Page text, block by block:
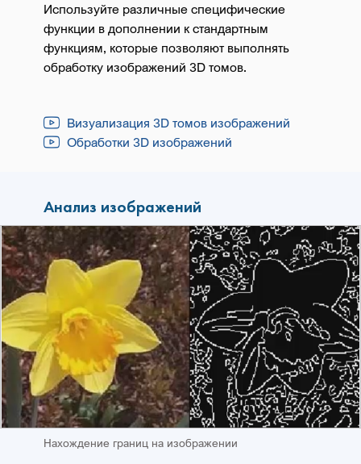
Используйте различные специфические
функции в дополнении к стандартным
функциям, которые позволяют выполнять
обработку изображений 3D томов.
Визуализация 3D томов изображений
Обработки 3D изображений
Анализ изображений
Нахождение границ на изображении